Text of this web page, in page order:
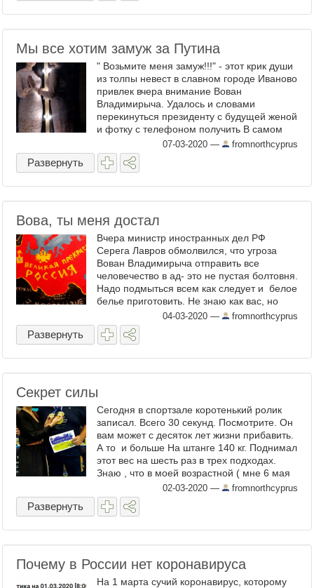
Мы все хотим замуж за Путина
" Возьмите меня замуж!!!" - этот крик души
из толпы невест в славном городе Иваново
привлек вчера внимание Вован
Владимирыча. Удалось и словами
перекинуться президенту с будущей женой
и фотку с телефоном получить В самом
деле, пора определяться 67 летнему
жениху. Сколько можно ...
07-03-2020 — fromnorthcyprus
Развернуть
Вова, ты меня достал
Вчера министр иностранных дел РФ
Серега Лавров обмолвился, что угроза
Вован Владимирыча отправить все
человечество в ад- это не пустая болтовня.
Надо подмыться всем как следует и белое
белье приготовить. Не знаю как вас, но
меня эта шобла фээсбешная достала. В
2008 году великая ...
04-03-2020 — fromnorthcyprus
Развернуть
Секрет силы
Сегодня в спортзале коротенький ролик
записал. Всего 30 секунд. Посмотрите. Он
вам может с десяток лет жизни прибавить.
А то и больше На штанге 140 кг. Поднимал
этот вес на шесть раз в трех подходах.
Знаю , что в моей возрастной ( мне 6 мая
будет 64) и весовой категории ( 140+) ...
02-03-2020 — fromnorthcyprus
Развернуть
Почему в России нет коронавируса
На 1 марта сучий коронавирус, которому